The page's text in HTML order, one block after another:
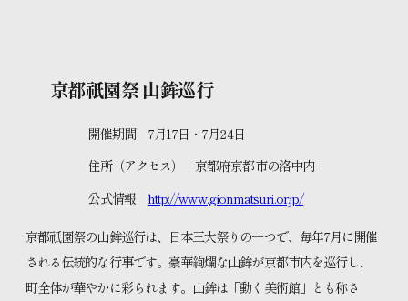
京都祇園祭 山鉾巡行
開催期間 7月17日・7月24日
住所（アクセス） 京都府京都市の洛中内
公式情報 http://www.gionmatsuri.or.jp/
京都祇園祭の山鉾巡行は、日本三大祭りの一つで、毎年7月に開催
される伝統的な行事です。豪華絢爛な山鉾が京都市内を巡行し、
町全体が華やかに彩られます。山鉾は「動く美術館」とも称さ